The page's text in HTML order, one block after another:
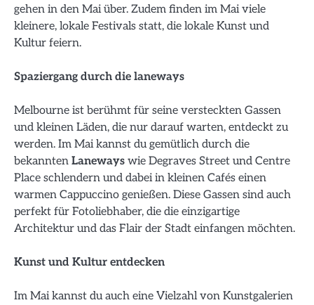
gehen in den Mai über. Zudem finden im Mai viele
kleinere, lokale Festivals statt, die lokale Kunst und
Kultur feiern.
Spaziergang durch die laneways
Melbourne ist berühmt für seine versteckten Gassen
und kleinen Läden, die nur darauf warten, entdeckt zu
werden. Im Mai kannst du gemütlich durch die
bekannten Laneways wie Degraves Street und Centre
Place schlendern und dabei in kleinen Cafés einen
warmen Cappuccino genießen. Diese Gassen sind auch
perfekt für Fotoliebhaber, die die einzigartige
Architektur und das Flair der Stadt einfangen möchten.
Kunst und Kultur entdecken
Im Mai kannst du auch eine Vielzahl von Kunstgalerien